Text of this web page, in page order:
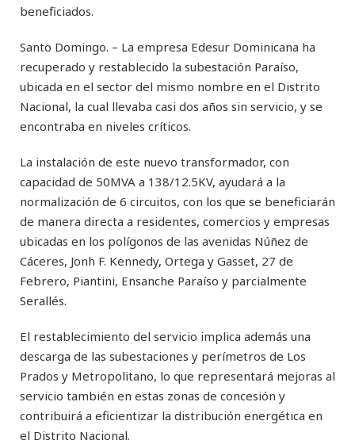
beneficiados.
Santo Domingo. – La empresa Edesur Dominicana ha
recuperado y restablecido la subestación Paraíso,
ubicada en el sector del mismo nombre en el Distrito
Nacional, la cual llevaba casi dos años sin servicio, y se
encontraba en niveles críticos.
La instalación de este nuevo transformador, con
capacidad de 50MVA a 138/12.5KV, ayudará a la
normalización de 6 circuitos, con los que se beneficiarán
de manera directa a residentes, comercios y empresas
ubicadas en los polígonos de las avenidas Núñez de
Cáceres, Jonh F. Kennedy, Ortega y Gasset, 27 de
Febrero, Piantini, Ensanche Paraíso y parcialmente
Serallés.
El restablecimiento del servicio implica además una
descarga de las subestaciones y perímetros de Los
Prados y Metropolitano, lo que representará mejoras al
servicio también en estas zonas de concesión y
contribuirá a eficientizar la distribución energética en
el Distrito Nacional.